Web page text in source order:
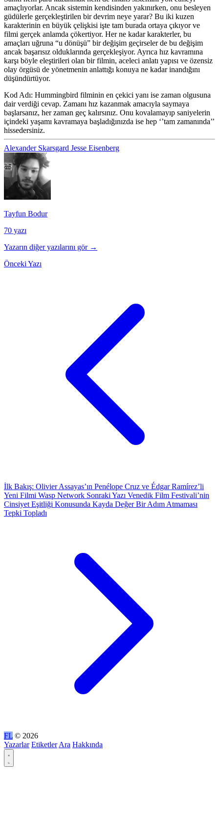
amaçlıyorlar. Ancak sistemin kendisinden yakınırken, onu besleyen
güdülerle gerçekleştirilen bir devrim neye yarar? Bu iki kuzen
karakterinin en büyük çelişkisi işte tam burada ortaya çıkıyor ve
filmi gerçek anlamda çökertiyor. Her ne kadar karakterler, bu
amaçları uğruna “u dönüşü” bir değişim geçirseler de bu değişim
ancak başarısız olduklarında gerçekleşiyor. Ayrıca hız kavramına
karşı böyle eleştirileri olan bir filmin, aceleci anlatı yapısı ve özensiz
olay örgüsü de yönetmenin anlattığı konuya ne kadar inandığını
düşündürtüyor.
Kod Adı: Hummingbird filminin en çekici yanı ise zaman olgusuna
dair verdiği cevap. Zamanı hız kazanmak amacıyla saymaya
başlarsanız, her zaman geç kalırsınız. Onu kovalamayıp saniyelerin
içindeki yaşamı kavramaya başladığınızda ise hep ‘’tam zamanında’’
hissedersiniz.
Alexander Skarsgard Jesse Eisenberg
Tayfun Bodur
70 yazı
Yazarın diğer yazılarını gör →
Önceki Yazı
İlk Bakış: Olivier Assayas’ın Penélope Cruz ve Édgar Ramírez’li
Yeni Filmi Wasp Network Sonraki Yazı Venedik Film Festivali’nin
Cinsiyet Eşitliği Konusunda Kayda Değer Bir Adım Atmaması
Tepki Topladı
FL © 2026
Yazarlar Etiketler Ara Hakkında